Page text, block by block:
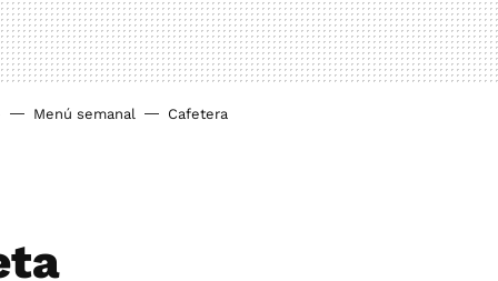
Menú semanal Cafetera